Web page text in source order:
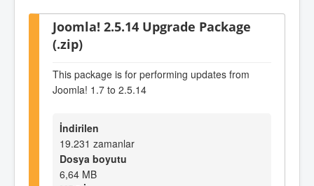
Joomla! 2.5.14 Upgrade Package
(.zip)
This package is for performing updates from
Joomla! 1.7 to 2.5.14
İndirilen
19.231 zamanlar
Dosya boyutu
6,64 MB